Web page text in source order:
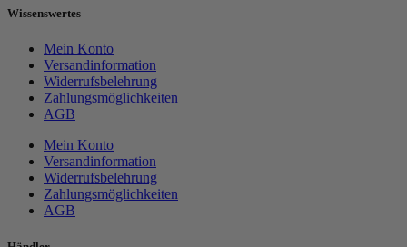
Wissenswertes
Mein Konto
Versandinformation
Widerrufsbelehrung
Zahlungsmöglichkeiten
AGB
Mein Konto
Versandinformation
Widerrufsbelehrung
Zahlungsmöglichkeiten
AGB